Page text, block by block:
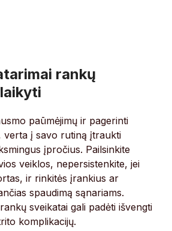
rankų
paūmėjimų ir pagerinti
verta į savo rutiną įtraukti
įpročius. Pailsinkite
veiklos, nepersistenkite, jei
ir rinkitės įrankius ar
spaudimą sąnariams.
sveikatai gali padėti išvengti
komplikacijų.